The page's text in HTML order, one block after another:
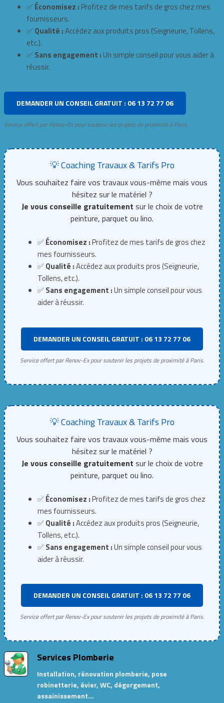
✅ Économisez : Profitez de mes tarifs de gros chez mes
fournisseurs.
✅ Qualité :Accédez aux produits pros (Seigneurie, Tollens,
etc.).
✅ Sans engagement : Un simple conseil pour vous aider à
réussir.
DEMANDER UN CONSEIL GRATUIT : 06 13 72 77 06
Service offert par Renov-Ex pour soutenir les projets de proximité à Paris.
💡 Coaching Travaux & Tarifs Pro
Vous souhaitez faire vos travaux vous-même mais vous
hésitez sur le matériel ?
Je vous conseille gratuitement sur le choix de votre
peinture, parquet ou lino.
✅Économisez :Profitez de mes tarifs de gros chez
mes fournisseurs.
✅Qualité :Accédez aux produits pros (Seigneurie,
Tollens, etc.).
✅Sans engagement :Un simple conseil pour vous
aider à réussir.
DEMANDER UN CONSEIL GRATUIT : 06 13 72 77 06
Service offert par Renov-Ex pour soutenir les projets de proximité à Paris.
💡 Coaching Travaux & Tarifs Pro
Vous souhaitez faire vos travaux vous-même mais vous
hésitez sur le matériel ?
Je vous conseille gratuitement sur le choix de votre
peinture, parquet ou lino.
✅Économisez :Profitez de mes tarifs de gros chez
mes fournisseurs.
✅Qualité :Accédez aux produits pros (Seigneurie,
Tollens, etc.).
✅Sans engagement :Un simple conseil pour vous
aider à réussir.
DEMANDER UN CONSEIL GRATUIT : 06 13 72 77 06
Service offert par Renov-Ex pour soutenir les projets de proximité à Paris.
Services Plomberie
Installation, rénovation plomberie, pose
robinetterie, évier, WC, dégorgement,
assainissement…